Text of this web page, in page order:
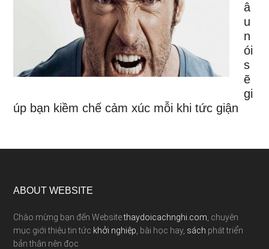
â
u
n
ói
s
ẽ
gi
úp bạn kiềm chế cảm xúc mỗi khi tức giận
ABOUT WEBSITE
Chào mừng bạn đến Websitethaydoicachnghi.com , chuyên
mục giới thiệu tin tức khởi nghiệp , bài học hay, sách phát triển
bản thân nên đọc